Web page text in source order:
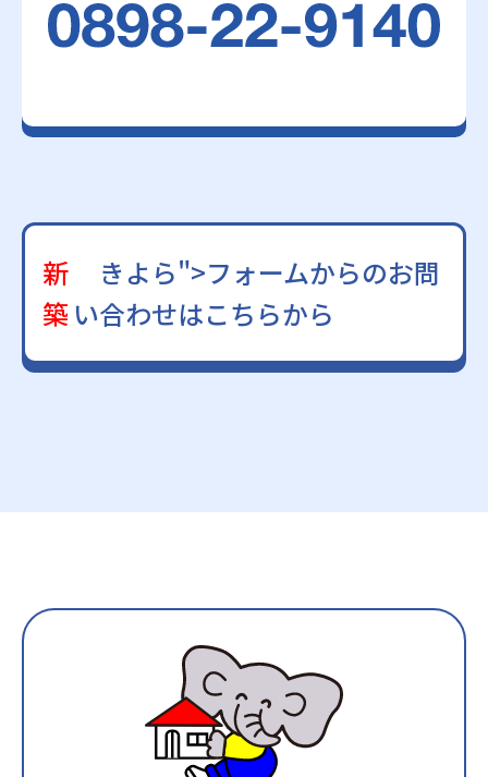
新
築
きよら">フォームからのお問
い合わせはこちらから